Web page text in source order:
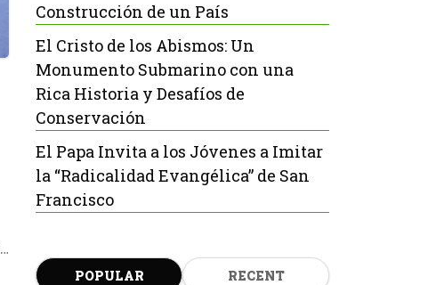
Construcción de un País
El Cristo de los Abismos: Un
Monumento Submarino con una
Rica Historia y Desafíos de
Conservación
El Papa Invita a los Jóvenes a Imitar
la “Radicalidad Evangélica” de San
Francisco
POPULAR RECENT